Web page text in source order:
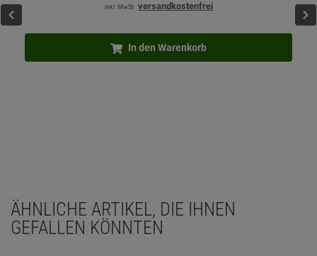
inkl. MwSt. versandkostenfrei
In den Warenkorb
ÄHNLICHE ARTIKEL, DIE IHNEN
GEFALLEN KÖNNTEN